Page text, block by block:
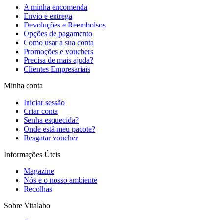
A minha encomenda
Envio e entrega
Devoluções e Reembolsos
Opções de pagamento
Como usar a sua conta
Promoções e vouchers
Precisa de mais ajuda?
Clientes Empresariais
Minha conta
Iniciar sessão
Criar conta
Senha esquecida?
Onde está meu pacote?
Resgatar voucher
Informações Úteis
Magazine
Nós e o nosso ambiente
Recolhas
Sobre Vitalabo